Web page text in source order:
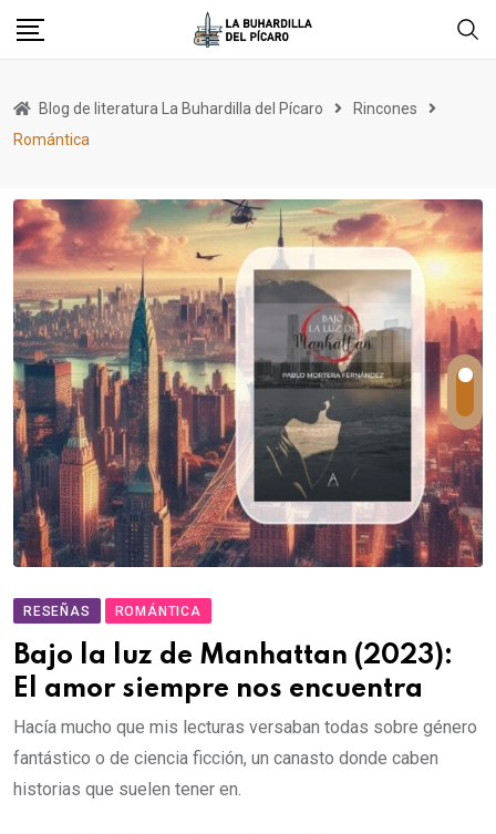
Skip
Blog de literatura La Buhardilla del Pícaro
Rincones
Romántica
RESEÑAS ROMÁNTICA
Bajo la luz de Manhattan (2023):
El amor siempre nos encuentra
Hacía mucho que mis lecturas versaban todas sobre género
fantástico o de ciencia ficción, un canasto donde caben
historias que suelen tener en.